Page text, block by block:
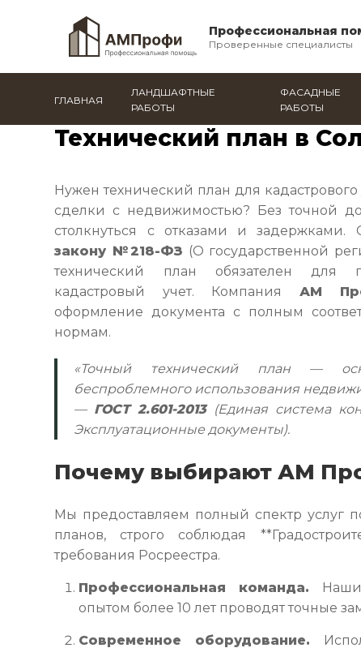
Профессиональная
Проверенные специалисты
ГЛАВНАЯ
ЛАНДШАФТНЫЕ
РАБОТЫ
ФАСАДНЫЕ
РАБОТЫ
Технический план в
Нужен технический план для
сделки с недвижимостью? Без точной
столкнуться с отказами и задержками.
закону №218-ФЗ (О государственной
технический план обязателен для
кадастровый учет. Компания АМ
оформление документа с полным
нормам.
«Точный технический план —
беспроблемного использования
— ГОСТ 2.601-2013(Единая система
Эксплуатационные документы).
Почему выбирают АМ
Мы предоставляем полный спектр услуг
планов, строго соблюдая
требования Росреестра.
Профессиональная команда. Наши
опытом более 10 лет проводят точные
Современное оборудование.